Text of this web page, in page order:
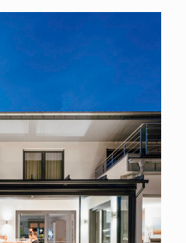
European Commission | Cookies Policy